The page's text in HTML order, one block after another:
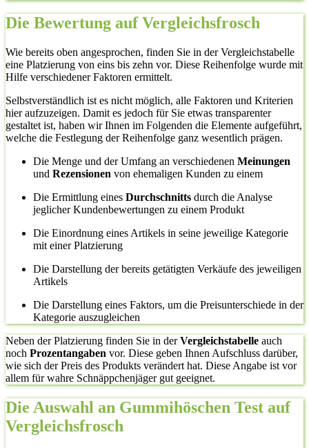
Die Bewertung auf Vergleichsfrosch
Wie bereits oben angesprochen, finden Sie in der Vergleichstabelle
eine Platzierung von eins bis zehn vor. Diese Reihenfolge wurde mit
Hilfe verschiedener Faktoren ermittelt.
Selbstverständlich ist es nicht möglich, alle Faktoren und Kriterien
hier aufzuzeigen. Damit es jedoch für Sie etwas transparenter
gestaltet ist, haben wir Ihnen im Folgenden die Elemente aufgeführt,
welche die Festlegung der Reihenfolge ganz wesentlich prägen.
Die Menge und der Umfang an verschiedenen Meinungen
und Rezensionen von ehemaligen Kunden zu einem
Die Ermittlung eines Durchschnitts durch die Analyse
jeglicher Kundenbewertungen zu einem Produkt
Die Einordnung eines Artikels in seine jeweilige Kategorie
mit einer Platzierung
Die Darstellung der bereits getätigten Verkäufe des jeweiligen
Artikels
Die Darstellung eines Faktors, um die Preisunterschiede in der
Kategorie auszugleichen
Neben der Platzierung finden Sie in derVergleichstabelle auch
noch Prozentangaben vor. Diese geben Ihnen Aufschluss darüber,
wie sich der Preis des Produkts verändert hat. Diese Angabe ist vor
allem für wahre Schnäppchenjäger gut geeignet.
Die Auswahl an Gummihöschen Test auf
Vergleichsfrosch